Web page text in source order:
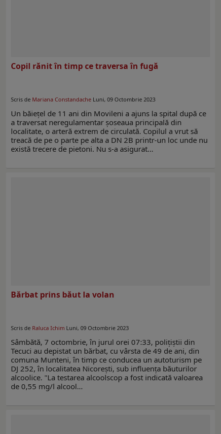
Copil rănit în timp ce traversa în fugă
Scris de Mariana Constandache Luni, 09 Octombrie 2023
Un băiețel de 11 ani din Movileni a ajuns la spital după ce
a traversat neregulamentar șoseaua principală din
localitate, o arteră extrem de circulată. Copilul a vrut să
treacă de pe o parte pe alta a DN 2B printr-un loc unde nu
există trecere de pietoni. Nu s-a asigurat…
Bărbat prins băut la volan
Scris de Raluca Ichim Luni, 09 Octombrie 2023
Sâmbătă, 7 octombrie, în jurul orei 07:33, polițiștii din
Tecuci au depistat un bărbat, cu vârsta de 49 de ani, din
comuna Munteni, în timp ce conducea un autoturism pe
DJ 252, în localitatea Nicorești, sub influența băuturilor
alcoolice. "La testarea alcoolscop a fost indicată valoarea
de 0,55 mg/l alcool…